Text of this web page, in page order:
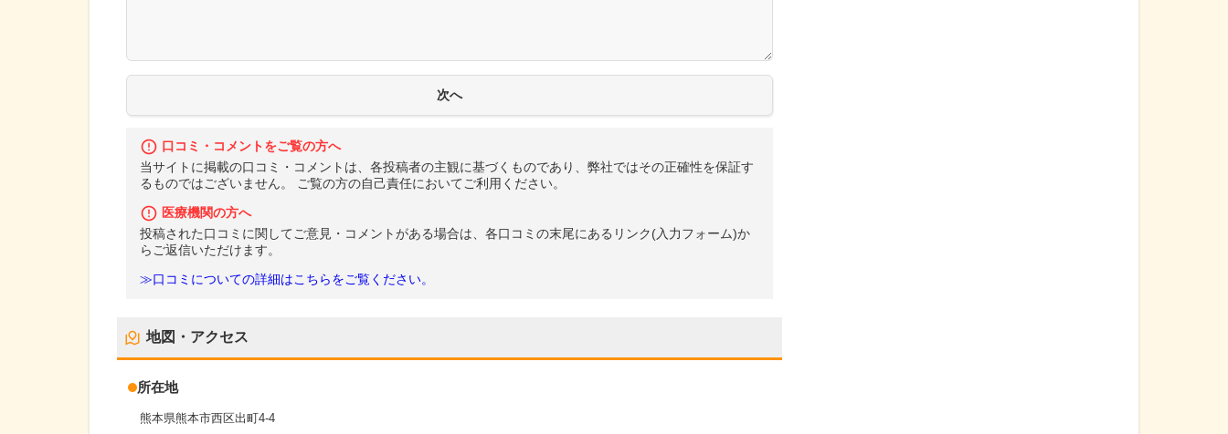
口コミ・コメントをご覧の方へ
当サイトに掲載の口コミ・コメントは、各投稿者の主観に基づくものであり、弊社ではその正確性を保証す
るものではございません。 ご覧の方の自己責任においてご利用ください。
医療機関の方へ
投稿された口コミに関してご意見・コメントがある場合は、各口コミの末尾にあるリンク(入力フォーム)か
らご返信いただけます。
≫口コミについての詳細はこちらをご覧ください。
地図・アクセス
所在地
熊本県熊本市西区出町4-4